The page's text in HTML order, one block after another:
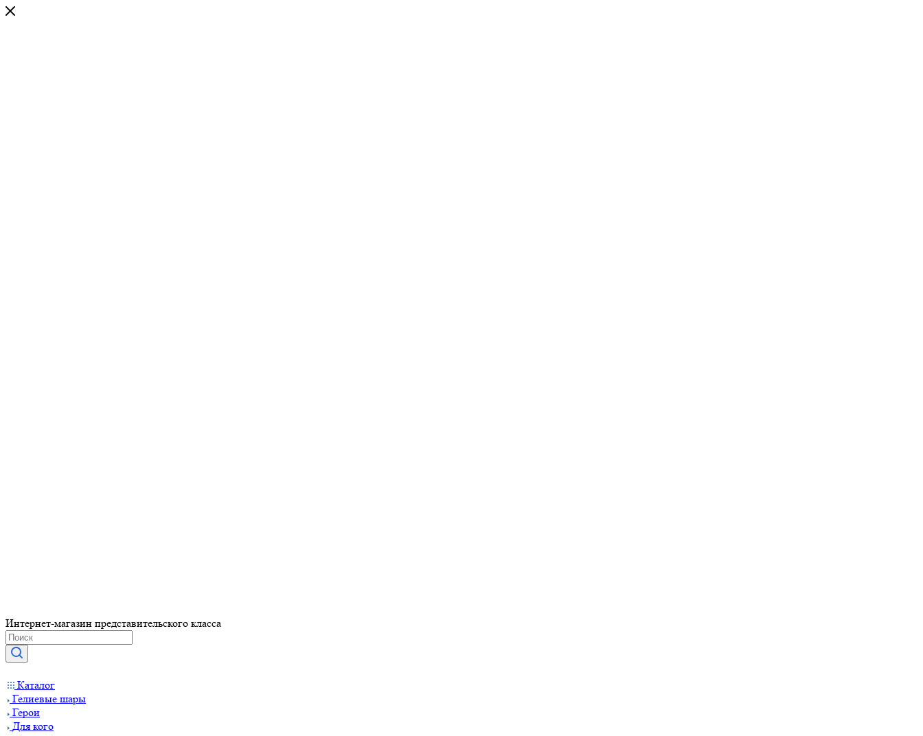
Интернет-магазин представительского класса
Каталог
Гелиевые шары
Герои
Для кого